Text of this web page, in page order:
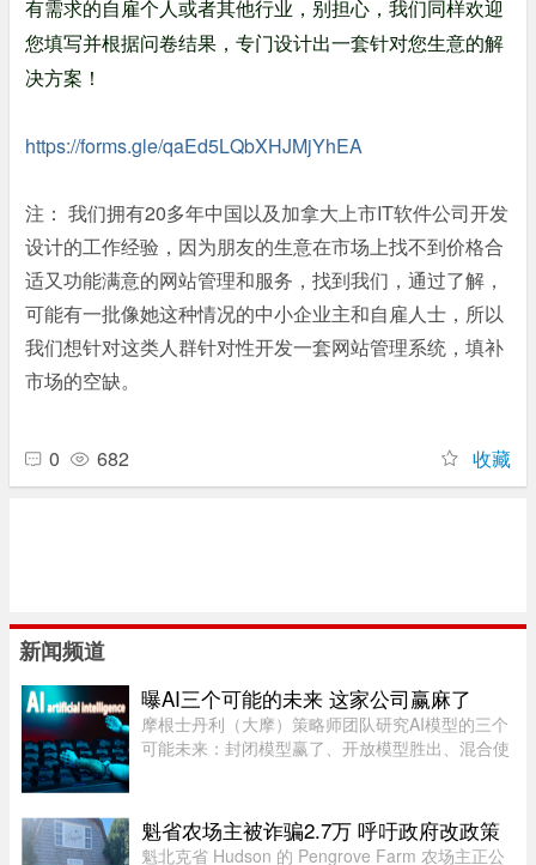
有需求的自雇个人或者其他行业，别担心，我们同样欢迎
您填写并根据问卷结果，专门设计出一套针对您生意的解
决方案！
https://forms.gle/qaEd5LQbXHJMjYhEA
注： 我们拥有20多年中国以及加拿大上市IT软件公司开发
设计的工作经验，因为朋友的生意在市场上找不到价格合
适又功能满意的网站管理和服务，找到我们，通过了解，
可能有一批像她这种情况的中小企业主和自雇人士，所以
我们想针对这类人群针对性开发一套网站管理系统，填补
市场的空缺。
0 682 收藏
新闻频道
曝AI三个可能的未来 这家公司赢麻了
摩根士丹利（大摩）策略师团队研究AI模型的三个
可能未来：封闭模型赢了、开放模型胜出、混合使
布的分析研究，指出AI市场 ...
魁省农场主被诈骗2.7万 呼吁政府改政策
魁北克省 Hudson 的 Pengrove Farm 农场主正公